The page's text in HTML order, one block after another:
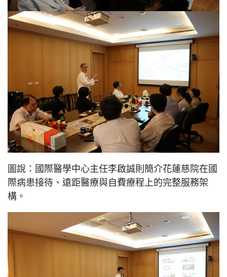
圖說：國際醫學中心主任李啟誠則簡介花蓮慈院在國
際病患接待、遠距醫療與自費療程上的完整服務架
構。